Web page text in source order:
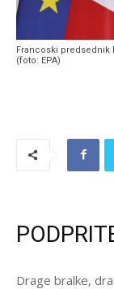
Francoski predsednik
(foto: EPA)
Drage bralke,